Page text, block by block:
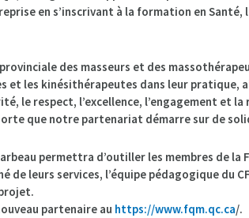
en s’inscrivant à la formation en
des masseurs et des
et les kinésithérapeutes dans leur pratique,
le respect, l’excellence, l’engagement et
que notre partenariat démarre sur de
permettra d’outiller les membres de la
de leurs services, l’équipe pédagogique du
partenaire au https://www.fqm.qc.ca/.